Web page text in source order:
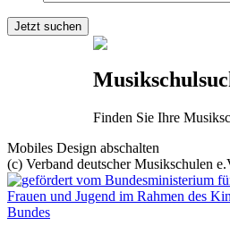
Finden Sie Ihre
Mobiles Design abschalten
(c) Verband deutscher Musikschulen